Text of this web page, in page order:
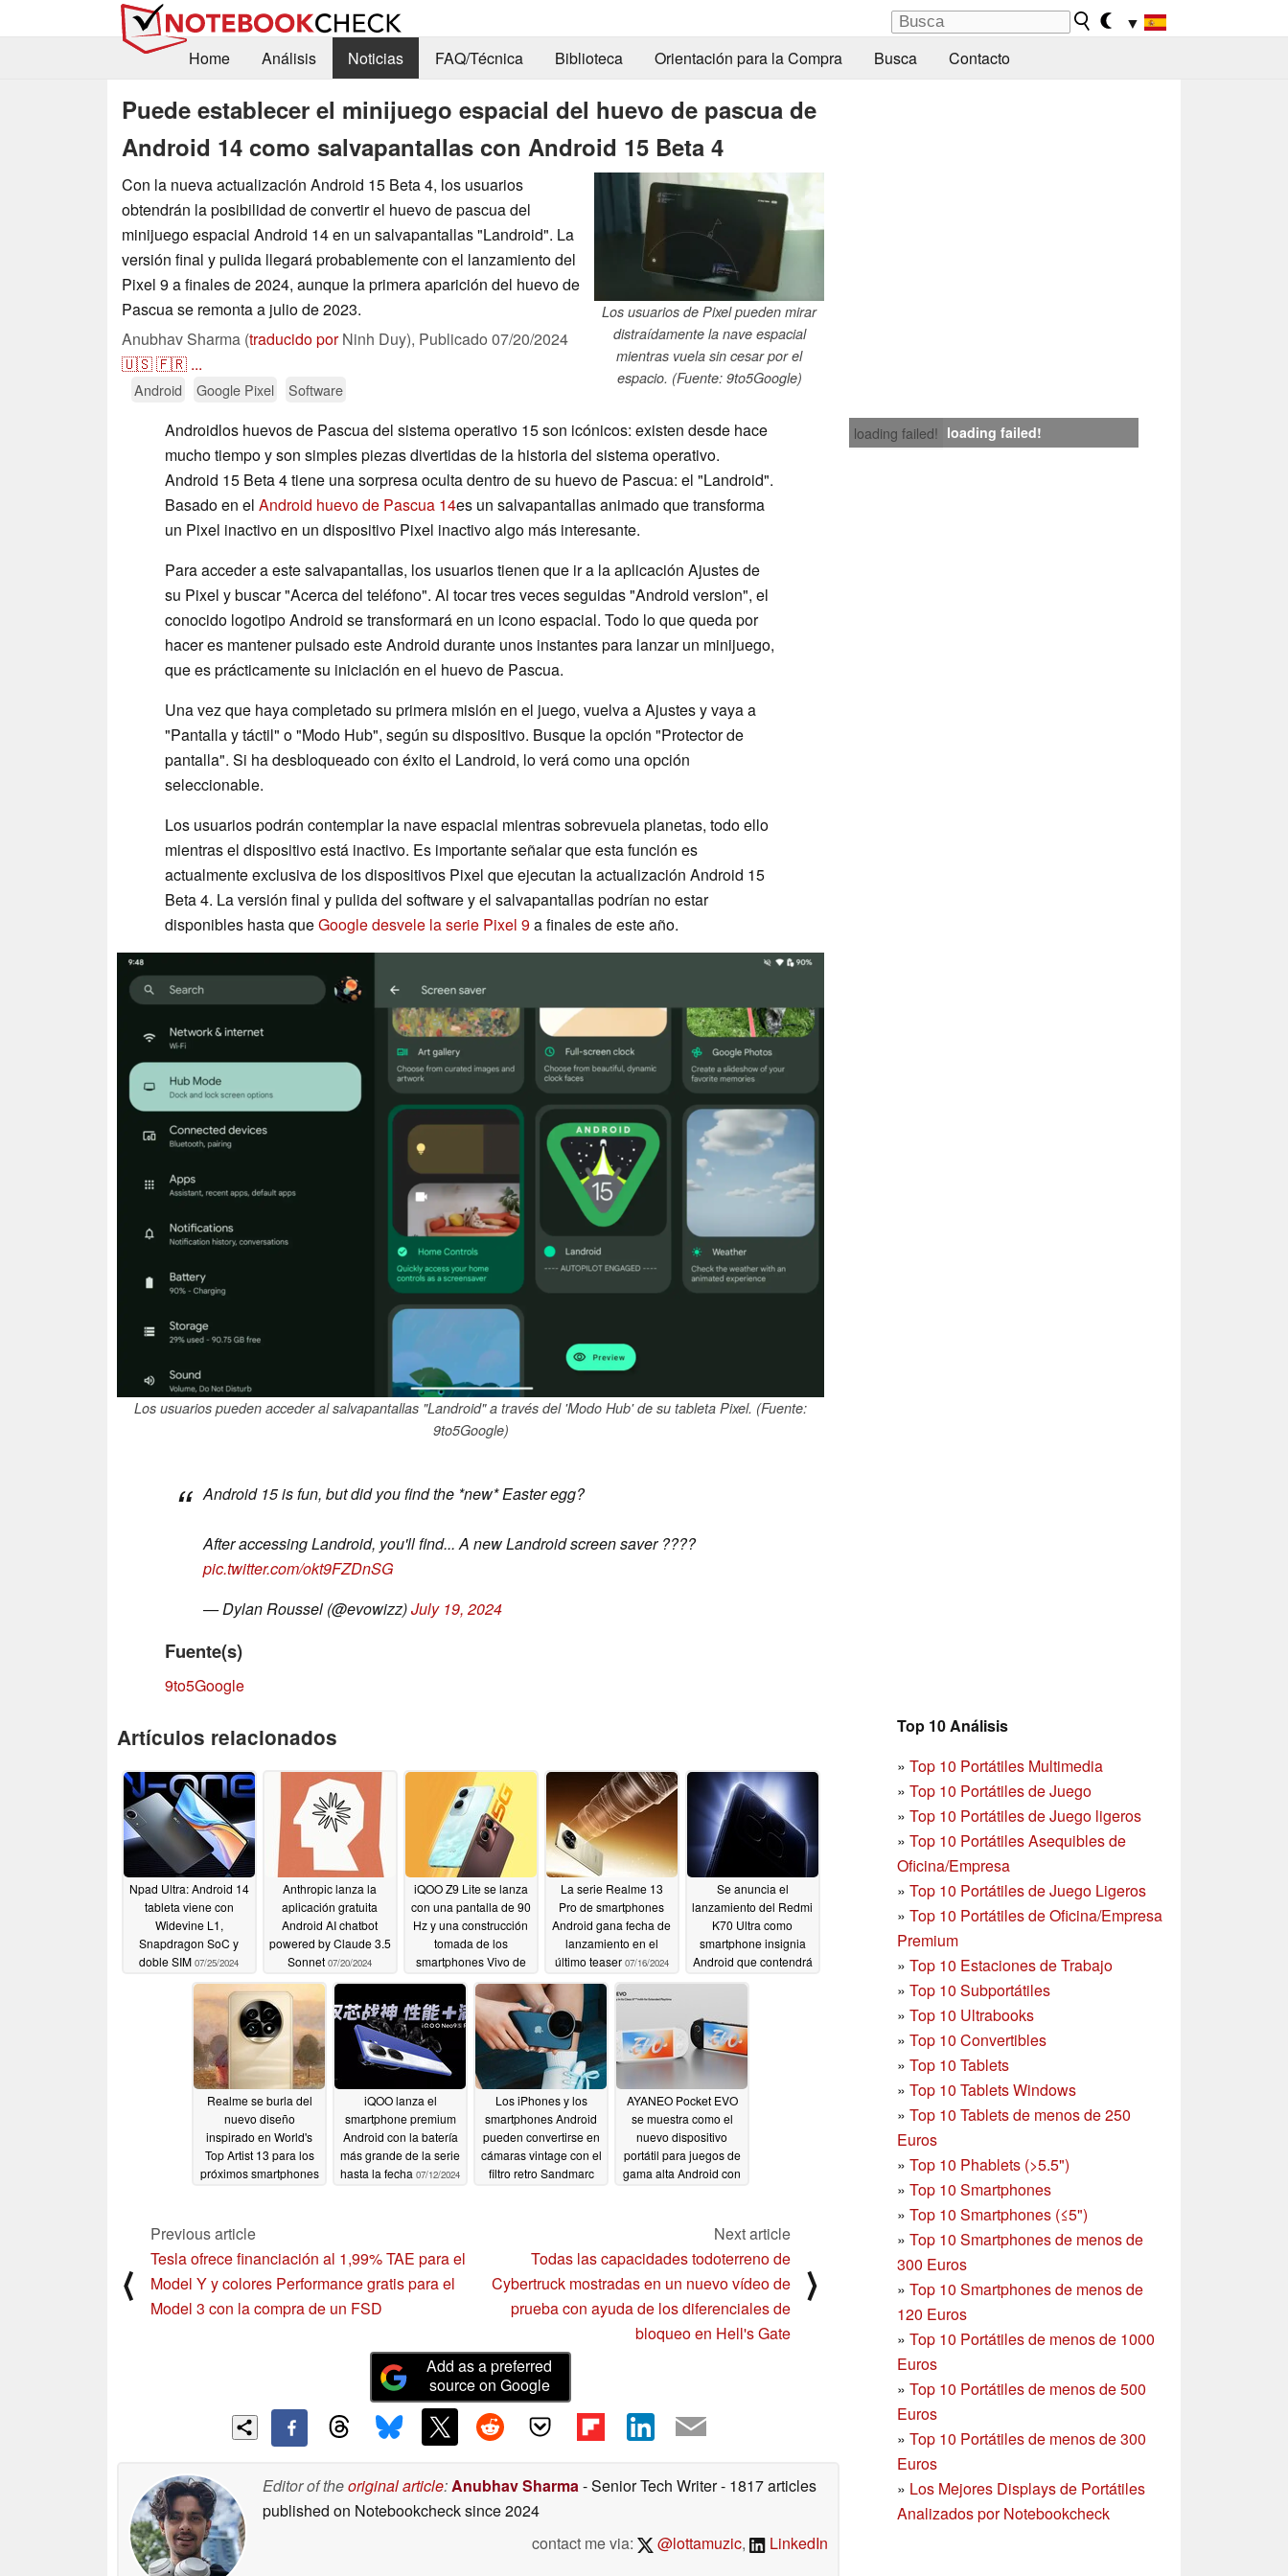
▼
Home
Análisis Noticias FAQ/Técnica Biblioteca Orientación para la Compra Busca Contacto
Puede establecer el minijuego espacial del huevo de pascua de
Android 14 como salvapantallas con Android 15 Beta 4
Los usuarios de Pixel pueden mirar
distraídamente la nave espacial
mientras vuela sin cesar por el
espacio. (Fuente: 9to5Google)
Con la nueva actualización Android 15 Beta 4, los usuarios
obtendrán la posibilidad de convertir el huevo de pascua del
minijuego espacial Android 14 en un salvapantallas "Landroid". La
versión final y pulida llegará probablemente con el lanzamiento del
Pixel 9 a finales de 2024, aunque la primera aparición del huevo de
Pascua se remonta a julio de 2023.
Anubhav Sharma (traducido porNinh Duy), Publicado 07/20/2024
🇺🇸🇫🇷 ...
Android Google Pixel Software
loading failed! loading failed!
Androidlos huevos de Pascua del sistema operativo 15 son icónicos: existen desde hace
mucho tiempo y son simples piezas divertidas de la historia del sistema operativo.
Android 15 Beta 4 tiene una sorpresa oculta dentro de su huevo de Pascua: el "Landroid".
Basado en el Android huevo de Pascua 14es un salvapantallas animado que transforma
un Pixel inactivo en un dispositivo Pixel inactivo algo más interesante.
Para acceder a este salvapantallas, los usuarios tienen que ir a la aplicación Ajustes de
su Pixel y buscar "Acerca del teléfono". Al tocar tres veces seguidas "Android version", el
conocido logotipo Android se transformará en un icono espacial. Todo lo que queda por
hacer es mantener pulsado este Android durante unos instantes para lanzar un minijuego,
que es prácticamente su iniciación en el huevo de Pascua.
Una vez que haya completado su primera misión en el juego, vuelva a Ajustes y vaya a
"Pantalla y táctil" o "Modo Hub", según su dispositivo. Busque la opción "Protector de
pantalla". Si ha desbloqueado con éxito el Landroid, lo verá como una opción
seleccionable.
Los usuarios podrán contemplar la nave espacial mientras sobrevuela planetas, todo ello
mientras el dispositivo está inactivo. Es importante señalar que esta función es
actualmente exclusiva de los dispositivos Pixel que ejecutan la actualización Android 15
Beta 4. La versión final y pulida del software y el salvapantallas podrían no estar
disponibles hasta queGoogle desvele la serie Pixel 9a finales de este año.
Los usuarios pueden acceder al salvapantallas "Landroid" a través del 'Modo Hub' de su tableta Pixel. (Fuente:
9to5Google)
Android 15 is fun, but did you find the *new* Easter egg?
After accessing Landroid, you'll find... A new Landroid screen saver ????
pic.twitter.com/okt9FZDnSG
— Dylan Roussel (@evowizz)July 19, 2024
Fuente(s)
9to5Google
Top 10 Análisis
» Top 10 Portátiles Multimedia
» Top 10 Portátiles de Juego
» Top 10 Portátiles de Juego ligeros
» Top 10 Portátiles Asequibles de
Oficina/Empresa
» Top 10 Portátiles de Juego Ligeros
» Top 10 Portátiles de Oficina/Empresa
Premium
» Top 10 Estaciones de Trabajo
» Top 10 Subportátiles
» Top 10 Ultrabooks
» Top 10 Convertibles
» Top 10 Tablets
» Top 10 Tablets Windows
» Top 10 Tablets de menos de 250
Euros
» Top 10 Phablets (>5.5")
» Top 10 Smartphones
» Top 10 Smartphones (≤5")
» Top 10 Smartphones de menos de
300 Euros
» Top 10 Smartphonesde menos de
120 Euros
» Top 10 Portátiles de menos de 1000
Euros
» Top 10 Portátiles de menos de 500
Euros
» Top 10 Portátiles de menos de 300
Euros
» Los Mejores Displays de Portátiles
Analizados por Notebookcheck
Artículos relacionados
Npad Ultra: Android 14
tableta viene con
Widevine L1,
Snapdragon SoC y
doble SIM 07/25/2024
Anthropic lanza la
aplicación gratuita
Android AI chatbot
powered by Claude 3.5
Sonnet 07/20/2024
iQOO Z9 Lite se lanza
con una pantalla de 90
Hz y una construcción
tomada de los
smartphones Vivo de
07/16/2024
La serie Realme 13
Pro de smartphones
Android gana fecha de
lanzamiento en el
último teaser 07/16/2024
Se anuncia el
lanzamiento del Redmi
K70 Ultra como
smartphone insignia
Android que contendrá
Realme se burla del
nuevo diseño
inspirado en World's
Top Artist 13 para los
próximos smartphones
iQOO lanza el
smartphone premium
Android con la batería
más grande de la serie
hasta la fecha 07/12/2024
Los iPhones y los
smartphones Android
pueden convertirse en
cámaras vintage con el
filtro retro Sandmarc
AYANEO Pocket EVO
se muestra como el
nuevo dispositivo
portátil para juegos de
gama alta Android con
⟨
Previous article
Tesla ofrece financiación al 1,99% TAE para el
Model Y y colores Performance gratis para el
Model 3 con la compra de un FSD
Next article
Todas las capacidades todoterreno de
Cybertruck mostradas en un nuevo vídeo de
prueba con ayuda de los diferenciales de
bloqueo en Hell's Gate
⟩
Add as a preferred
source on Google
Editor of theoriginal article:Anubhav Sharma- Senior Tech Writer- 1817 articles
published on Notebookchecksince 2024
contact me via:
@lottamuzic, LinkedIn